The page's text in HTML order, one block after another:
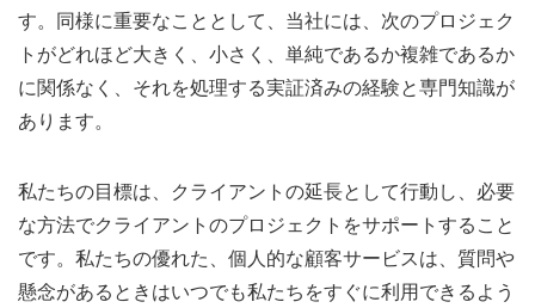
す。同様に重要なこととして、当社には、次のプロジェク
トがどれほど大きく、小さく、単純であるか複雑であるか
に関係なく、それを処理する実証済みの経験と専門知識が
あります。
私たちの目標は、クライアントの延長として行動し、必要
な方法でクライアントのプロジェクトをサポートすること
です。私たちの優れた、個人的な顧客サービスは、質問や
懸念があるときはいつでも私たちをすぐに利用できるよう